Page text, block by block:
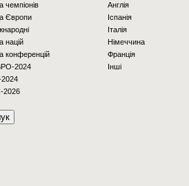
чемпіонів
Європи
націй
конференцій
2024
2026
Англія
Іспанія
Італія
Німеччина
Франція
Інші